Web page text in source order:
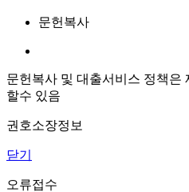
문헌복사
문헌복사 및 대출서비스 정책은
할수 있음
권호소장정보
닫기
오류접수